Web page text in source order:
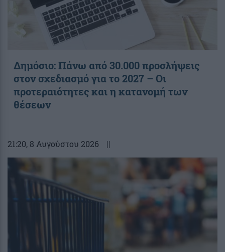
Δημόσιο: Πάνω από 30.000 προσλήψεις
στον σχεδιασμό για το 2027 – Οι
προτεραιότητες και η κατανομή των
θέσεων
21:20, 8 Αυγούστου 2026 ||